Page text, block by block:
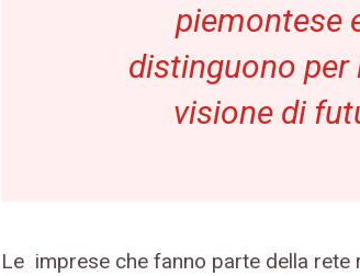
piemontese
distinguono per
visione di
Le imprese che fanno parte della rete